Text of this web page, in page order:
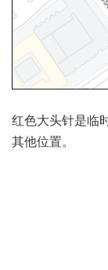
红色大头针是临
其他位置。